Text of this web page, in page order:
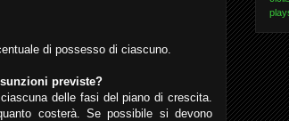
di possesso di ciascuno.
previste?
delle fasi del piano di crescita.
costerà. Se possibile si devono